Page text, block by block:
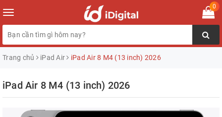
Toggle
navigation
0
Trang chủ iPad Air iPad Air 8 M4 (13 inch) 2026
iPad Air 8 M4 (13 inch) 2026